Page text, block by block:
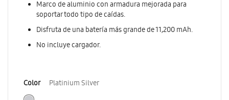
Marco de aluminio con armadura mejorada para
soportar todo tipo de caídas.
Disfruta de una batería más grande de 11,200 mAh.
No incluye cargador.
Color Platinium Silver